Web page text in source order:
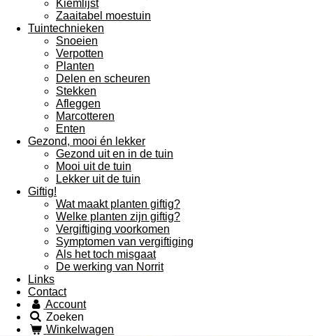
Kiemlijst
Zaaitabel moestuin
Tuintechnieken
Snoeien
Verpotten
Planten
Delen en scheuren
Stekken
Afleggen
Marcotteren
Enten
Gezond, mooi én lekker
Gezond uit en in de tuin
Mooi uit de tuin
Lekker uit de tuin
Giftig!
Wat maakt planten giftig?
Welke planten zijn giftig?
Vergiftiging voorkomen
Symptomen van vergiftiging
Als het toch misgaat
De werking van Norrit
Links
Contact
Account
Zoeken
Winkelwagen